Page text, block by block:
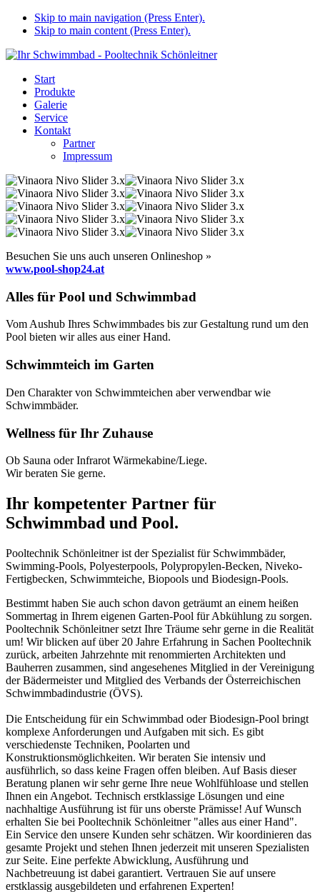
Skip to main navigation (Press Enter).
Skip to main content (Press Enter).
Start
Produkte
Galerie
Service
Kontakt
Partner
Impressum
Besuchen Sie uns auch unseren Onlineshop »
www.pool-shop24.at
Alles für Pool und Schwimmbad
Vom Aushub Ihres Schwimmbades bis zur Gestaltung rund um den
Pool bieten wir alles aus einer Hand.
Schwimmteich im Garten
Den Charakter von Schwimmteichen aber verwendbar wie
Schwimmbäder.
Wellness für Ihr Zuhause
Ob Sauna oder Infrarot Wärmekabine/Liege.
Wir beraten Sie gerne.
Ihr kompetenter Partner für
Schwimmbad und Pool.
Pooltechnik Schönleitner ist der Spezialist für Schwimmbäder,
Swimming-Pools, Polyesterpools, Polypropylen-Becken, Niveko-
Fertigbecken, Schwimmteiche, Biopools und Biodesign-Pools.
Bestimmt haben Sie auch schon davon geträumt an einem heißen
Sommertag in Ihrem eigenen Garten-Pool für Abkühlung zu sorgen.
Pooltechnik Schönleitner setzt Ihre Träume sehr gerne in die Realität
um! Wir blicken auf über 20 Jahre Erfahrung in Sachen Pooltechnik
zurück, arbeiten Jahrzehnte mit renommierten Architekten und
Bauherren zusammen, sind angesehenes Mitglied in der Vereinigung
der Bädermeister und Mitglied des Verbands der Österreichischen
Schwimmbadindustrie (ÖVS).
Die Entscheidung für ein Schwimmbad oder Biodesign-Pool bringt
komplexe Anforderungen und Aufgaben mit sich. Es gibt
verschiedenste Techniken, Poolarten und
Konstruktionsmöglichkeiten. Wir beraten Sie intensiv und
ausführlich, so dass keine Fragen offen bleiben. Auf Basis dieser
Beratung planen wir sehr gerne Ihre neue Wohlfühloase und stellen
Ihnen ein Angebot. Technisch erstklassige Lösungen und eine
nachhaltige Ausführung ist für uns oberste Prämisse! Auf Wunsch
erhalten Sie bei Pooltechnik Schönleitner "alles aus einer Hand".
Ein Service den unsere Kunden sehr schätzen. Wir koordinieren das
gesamte Projekt und stehen Ihnen jederzeit mit unseren Spezialisten
zur Seite. Eine perfekte Abwicklung, Ausführung und
Nachbetreuung ist dabei garantiert. Vertrauen Sie auf unsere
erstklassig ausgebildeten und erfahrenen Experten!